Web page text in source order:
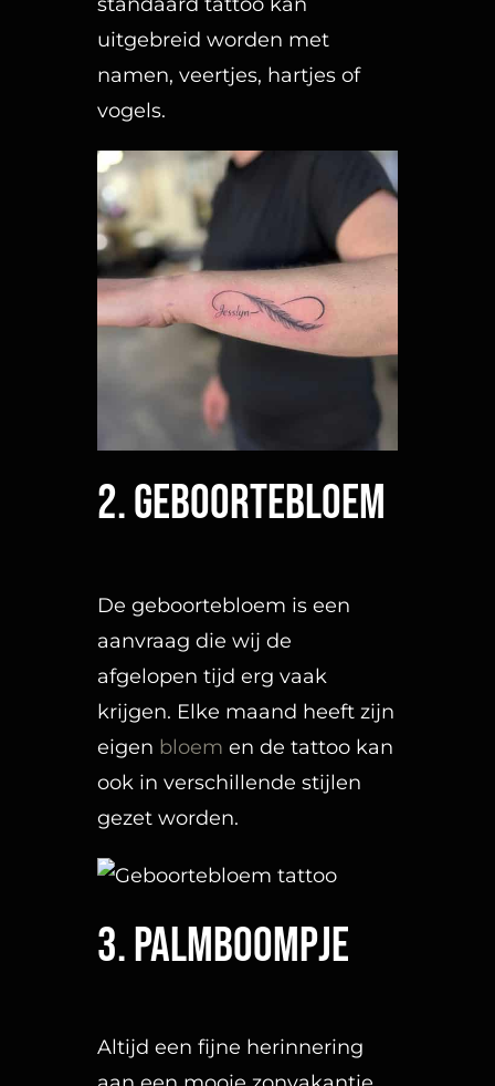
vogels.
2. Geboortebloem
aanvraag die wij de
eigenbloemen de tattoo kan
ook in verschillende stijlen
gezet worden.
3. Palmboompje
Altijd een fijne herinnering
De palmboom is ook niet
weg te denken in onze